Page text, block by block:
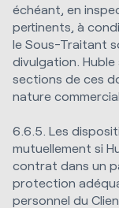
échéant, en
pertinents, à
le Sous-Traitant
divulgation.
sections de ces
nature
6.6.5. Les
mutuellement si
contrat dans un
protection
personnel du